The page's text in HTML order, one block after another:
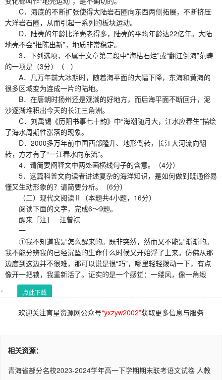
C．海底的不断扩张使得大陆岩石圈向东西两侧拓展，不断挤压
大洋岩石圈，从而引起一系列的板块运动。
D．陆壳的年龄比洋壳老得多，陆壳的平均年龄达22亿年。大陆
地壳不会“推陈出新”，地质非常稳定。
3．下列选项，不属于文章第二段中“海枯石烂”或“翻江倒海”范畴
的一项是（3分）（ ）
A．几万年前大冰期时，随着海平面的大幅下降，东海和黄海的
很多区域变为连成一片的陆地。
B．在唐朝时扬州还是观潮的好地方，而后海平面不断回升，泥
沙逐渐堆积出今天的长江三角洲。
C．刘禹锡《历阳书事七十韵》中“海潮随月大，江水应春生”描绘
了海水周期性涨落的现象。
D．2000多万年前中国西部隆升、地形倒转，长江大河流向翻
转，方才有了“一江春水向东流”。
4．请简要阐释文中两处画横线句子的含意。（4分）
5．这篇科普文向读者讲述复杂的海洋知识，是如何做到既通俗易
懂又生动形象的？请简要分析。（6分）
（二）现代文阅读Ⅱ（本题共4小题，16分）
阅读下面的文字，完成6～9题。
醒来［注］ 汪曾祺
一
①我不知道我是怎么醒来的。既非突然，然而又不能是渐渐的。
我不能分辨我的已经沉坠的生命什么时候又开始浮了上来。仿佛从那
边度到这边并不很难，那可以说是很“巧”，哪里轻轻拨动一下，有点
像开一把锁，我重新活了。证实的是一个感觉：一缕风，像一角缎
点此下载
欢迎关注育星资源网公众号“yxzyw2002”获取更多信息与服务
相关资源：
青海省部分名校2023-2024学年高一下学期期末联考语文试卷 人教